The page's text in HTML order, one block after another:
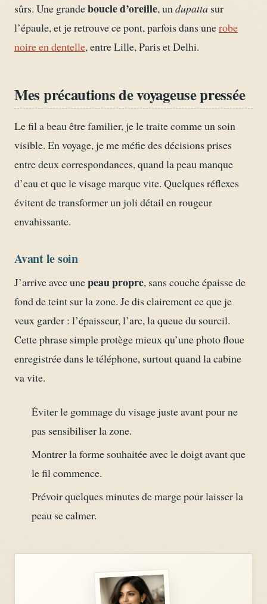
sûrs. Une grandeboucle d’oreille, undupatta sur
l’épaule, et je retrouve ce pont, parfois dans unerobe
noire en dentelle, entre Lille, Paris et Delhi.
Mes précautions de voyageuse pressée
Le fil a beau être familier, je le traite comme un soin
visible. En voyage, je me méfie des décisions prises
entre deux correspondances, quand la peau manque
d’eau et que le visage marque vite. Quelques réflexes
évitent de transformer un joli détail en rougeur
envahissante.
Avant le soin
J’arrive avec unepeau propre, sans couche épaisse de
fond de teint sur la zone. Je dis clairement ce que je
veux garder : l’épaisseur, l’arc, la queue du sourcil.
Cette phrase simple protège mieux qu’une photo floue
enregistrée dans le téléphone, surtout quand la cabine
va vite.
Éviter le gommage du visage juste avant pour ne
pas sensibiliser la zone.
Montrer la forme souhaitée avec le doigt avant que
le fil commence.
Prévoir quelques minutes de marge pour laisser la
peau se calmer.